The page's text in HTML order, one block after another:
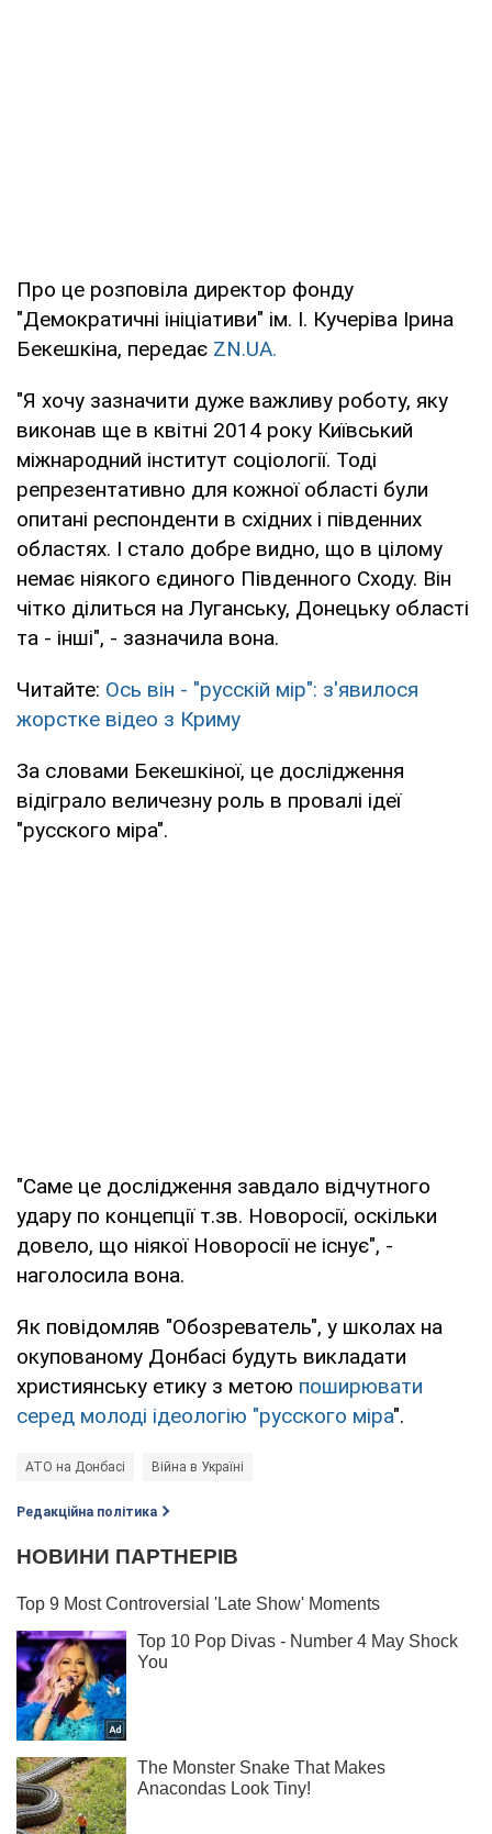
Про це розповіла директор фонду
"Демократичні ініціативи" ім. І. Кучеріва Ірина
Бекешкіна, передає ZN.UA.
"Я хочу зазначити дуже важливу роботу, яку
виконав ще в квітні 2014 року Київський
міжнародний інститут соціології. Тоді
репрезентативно для кожної області були
опитані респонденти в східних і південних
областях. І стало добре видно, що в цілому
немає ніякого єдиного Південного Сходу. Він
чітко ділиться на Луганську, Донецьку області
та - інші", - зазначила вона.
Читайте: Ось він - "русскій мір": з'явилося
жорстке відео з Криму
За словами Бекешкіної, це дослідження
відіграло величезну роль в провалі ідеї
"русского міра".
"Саме це дослідження завдало відчутного
удару по концепції т.зв. Новоросії, оскільки
довело, що ніякої Новоросії не існує", -
наголосила вона.
Як повідомляв "Обозреватель", у школах на
окупованому Донбасі будуть викладати
християнську етику з метою поширювати
серед молоді ідеологію "русского міра".
АТО на Донбасі Війна в Україні
Редакційна політика